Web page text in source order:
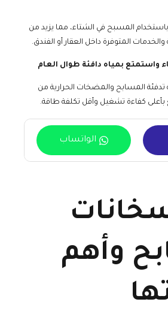
المسبح في الشتاء، مما يزيد من
المتوفرة داخل العقار أو الفندق.
واستمتع بمياه دافئة طوال العام
المسابح والمضخات الحرارية من
كفاءة تشغيل وأقل تكلفة طاقة.
الواتساب
سخانات
وأهم